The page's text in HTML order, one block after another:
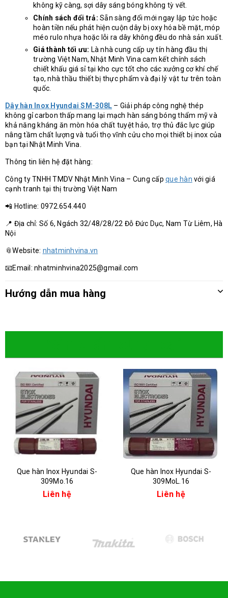
không kỹ càng, sợi dây sáng bóng không tỳ vết.
Chính sách đổi trả: Sẵn sàng đổi mới ngay lập tức hoặc
hoàn tiền nếu phát hiện cuộn dây bị oxy hóa bề mặt, móp
méo rulo nhựa hoặc lỗi ra dây không đều do nhà sản xuất.
Giá thành tối ưu: Là nhà cung cấp uy tín hàng đầu thị
trường Việt Nam, Nhật Minh Vina cam kết chính sách
chiết khấu giá sỉ tại kho cực tốt cho các xưởng cơ khí chế
tạo, nhà thầu thiết bị thực phẩm và đại lý vật tư trên toàn
quốc.
Dây hàn Inox Hyundai SM-308L – Giải pháp công nghệ thép
không gỉ carbon thấp mang lại mạch hàn sáng bóng thẩm mỹ và
khả năng kháng ăn mòn hóa chất tuyệt hảo, trợ thủ đắc lực giúp
nâng tầm chất lượng và tuổi thọ vĩnh cửu cho mọi thiết bị inox của
bạn tại Nhật Minh Vina.
Thông tin liên hệ đặt hàng:
Công ty TNHH TMDV Nhật Minh Vina – Cung cấp que hàn với giá
cạnh tranh tại thị trường Việt Nam
📲 Hotline: 0972.654.440
📍 Địa chỉ: Số 6, Ngách 32/48/28/22 Đỗ Đức Dục, Nam Từ Liêm, Hà
Nội
📎Website: nhatminhvina.vn
📧Email: nhatminhvina2025@gmail.com
Hướng dẫn mua hàng
Que hàn Inox Hyundai S-
309Mo.16
Liên hệ
Que hàn Inox Hyundai S-
309MoL.16
Liên hệ